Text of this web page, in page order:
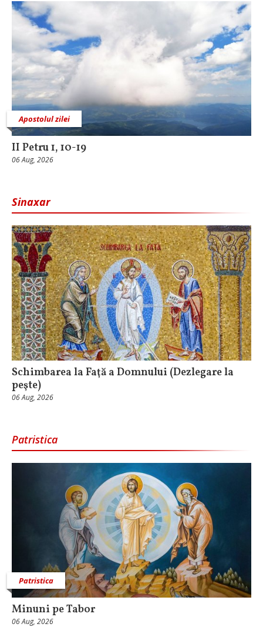
Apostolul zilei
II Petru 1, 10-19
06 Aug, 2026
Sinaxar
Schimbarea la Faţă a Domnului (Dezlegare la
peşte)
06 Aug, 2026
Patristica
Patristica
Minuni pe Tabor
06 Aug, 2026